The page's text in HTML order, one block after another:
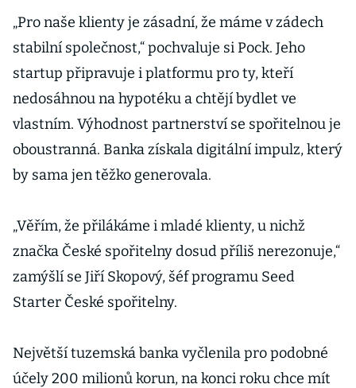
„Pro naše klienty je zásadní, že máme v zádech
stabilní společnost,“ pochvaluje si Pock. Jeho
startup připravuje i platformu pro ty, kteří
nedosáhnou na hypotéku a chtějí bydlet ve
vlastním. Výhodnost partnerství se spořitelnou je
oboustranná. Banka získala digitální impulz, který
by sama jen těžko generovala.
„Věřím, že přilákáme i mladé klienty, u nichž
značka České spořitelny dosud příliš nerezonuje,“
zamýšlí se Jiří Skopový, šéf programu Seed
Starter České spořitelny.
Největší tuzemská banka vyčlenila pro podobné
účely 200 milionů korun, na konci roku chce mít